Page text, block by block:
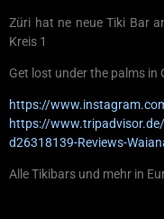
Züri hat ne neue Tiki Bar
Kreis 1
Get lost under the palms in
https://
https://
d26318139-Reviews-
Alle Tikibars und mehr in